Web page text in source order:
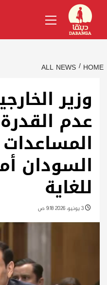
content
Menu
HOME
ALL NEWS
وزير
عدم
السودان
للغاية